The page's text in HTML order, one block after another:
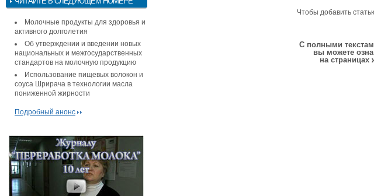
Молочные продукты для здоровья и
активного долголетия
Об утверждении и введении новых
национальных и межгосударственных
стандартов на молочную продукцию
Использование пищевых волокон и
соуса Шрирача в технологии масла
пониженной жирности
Подробный анонс
Чтобы добавить
С полными
вы можете
на страницах